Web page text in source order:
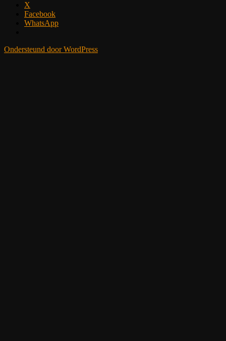
X
Facebook
WhatsApp
Ondersteund door WordPress